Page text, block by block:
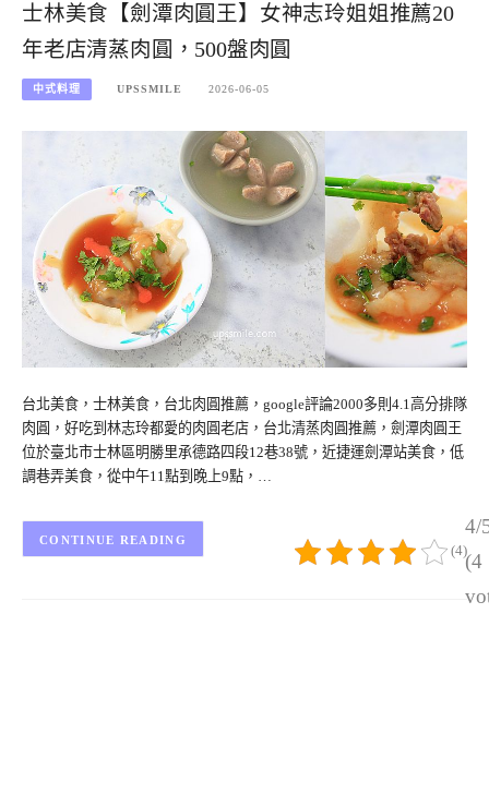
士林美食【劍潭肉圓王】女神志玲姐姐推薦20
年老店清蒸肉圓，500盤肉圓
中式料理 UPSSMILE 2026-06-05
台北美食，士林美食，台北肉圓推薦，google評論2000多則4.1高分排隊
肉圓，好吃到林志玲都愛的肉圓老店，台北清蒸肉圓推薦，劍潭肉圓王
位於臺北市士林區明勝里承德路四段12巷38號，近捷運劍潭站美食，低
調巷弄美食，從中午11點到晚上9點，…
4/
(4
(4)
CONTINUE READING